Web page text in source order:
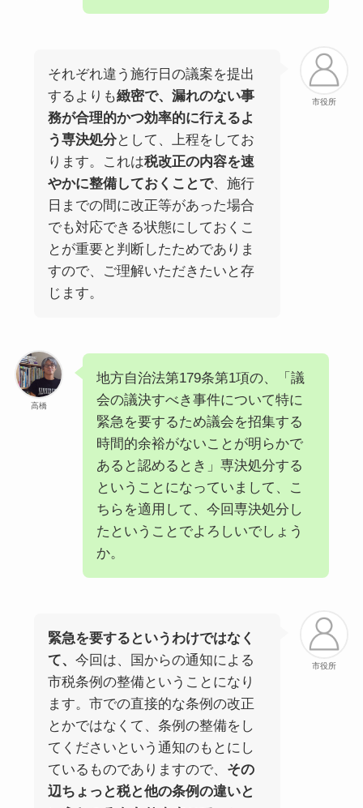
市役所
それぞれ違う施行日の議案を提出
するよりも緻密で、漏れのない事
務が合理的かつ効率的に行えるよ
う専決処分として、上程をしてお
ります。これは税改正の内容を速
やかに整備しておくことで、施行
日までの間に改正等があった場合
でも対応できる状態にしておくこ
とが重要と判断したためでありま
すので、ご理解いただきたいと存
じます。
高橋
地方自治法第179条第1項の、「議
会の議決すべき事件について特に
緊急を要するため議会を招集する
時間的余裕がないことが明らかで
あると認めるとき」専決処分する
ということになっていまして、こ
ちらを適用して、今回専決処分し
たということでよろしいでしょう
か。
市役所
緊急を要するというわけではなく
て、 今回は、国からの通知による
市税条例の整備ということになり
ます。市での直接的な条例の改正
とかではなくて、条例の整備をし
てくださいという通知のもとにし
ているものでありますので、 その
辺ちょっと税と他の条例の違いと